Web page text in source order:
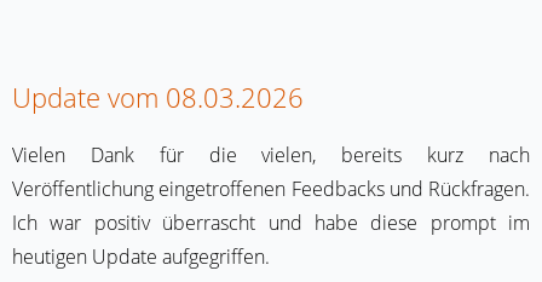
Update vom 08.03.2026
Vielen Dank für die vielen, bereits kurz nach
Veröffentlichung eingetroffenen Feedbacks und Rückfragen.
Ich war positiv überrascht und habe diese prompt im
heutigen Update aufgegriffen.